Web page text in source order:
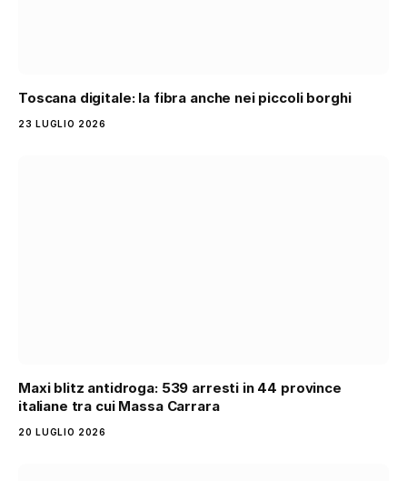
Toscana digitale: la fibra anche nei piccoli borghi
23 LUGLIO 2026
Maxi blitz antidroga: 539 arresti in 44 province
italiane tra cui Massa Carrara
20 LUGLIO 2026